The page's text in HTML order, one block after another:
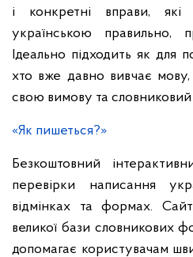
і конкретні вправи, які
українською правильно,
Ідеально підходить як для
хто вже давно вивчає
свою вимову та словниковий
«Як пишеться?»
Безкоштовний
перевірки написання
відмінках та формах.
великої бази словникових
допомагає користувачам